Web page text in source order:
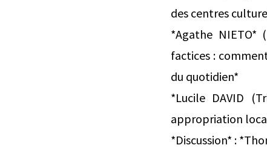
des centres
*Agathe NIETO*
factices :
du quotidien*
*Lucile DAVID
appropriation
*Discussion* :